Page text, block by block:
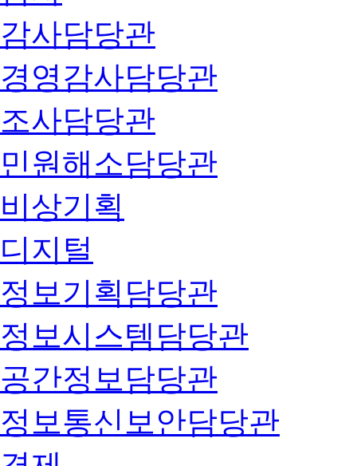
감사담당관
경영감사담당관
조사담당관
민원해소담당관
비상기획
디지털
정보기획담당관
정보시스템담당관
공간정보담당관
정보통신보안담당관